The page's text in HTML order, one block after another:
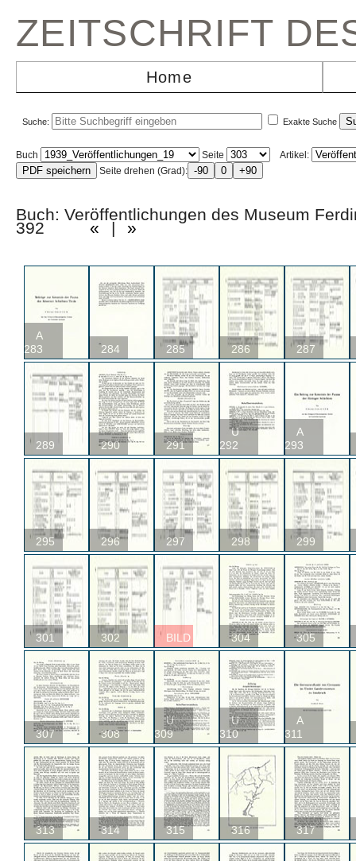
ZEITSCHRIFT
Home
Suche: Exakte Suche
Buch Seite
Artikel:
Seite drehen (Grad):
Buch: Veröffentlichungen des Museum
392 « | »
A
283
284 285 286 287
289 290 291
U
292
A
293
295 296 297 298 299
301 302 BILD 304 305
307 308
U
309
U
310
A
311
313 314 315 316 317